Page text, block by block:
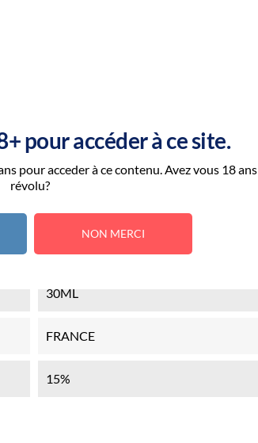
pour accéder à ce site.
pour acceder à ce contenu. Avez vous 18 ans
révolu?
NON MERCI
30ML
FRANCE
15%